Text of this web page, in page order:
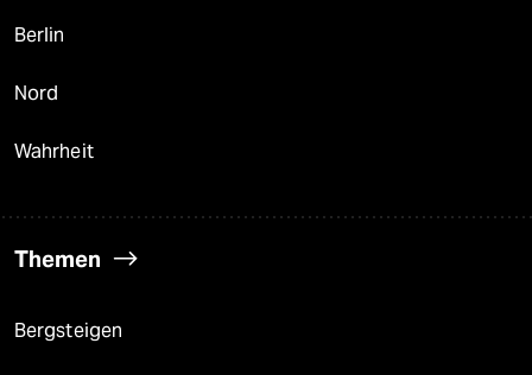
Berlin
Nord
Wahrheit
Themen
Bergsteigen